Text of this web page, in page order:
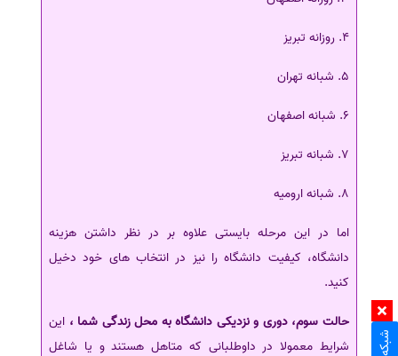
4. روزانه تبریز
5. شبانه تهران
6. شبانه اصفهان
7. شبانه تبریز
8. شبانه ارومیه
اما در این مرحله بایستی علاوه بر در نظر داشتن هزینه
دانشگاه، کیفیت دانشگاه را نیز در انتخاب های خود دخیل
کنید.
حالت سوم، دوری و نزدیکی دانشگاه به محل زندگی شما ، این
شرایط معمولا در داوطلبانی که متاهل هستند و یا شاغل